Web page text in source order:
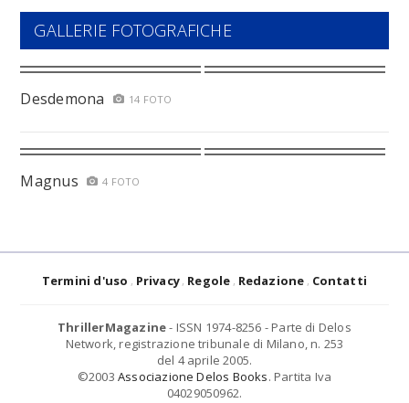
GALLERIE FOTOGRAFICHE
Desdemona 14 FOTO
Magnus 4 FOTO
Termini d'uso Privacy Regole Redazione Contatti
ThrillerMagazine- ISSN 1974-8256 - Parte di Delos
Network, registrazione tribunale di Milano, n. 253
del 4 aprile 2005.
©2003 Associazione Delos Books. Partita Iva
04029050962.